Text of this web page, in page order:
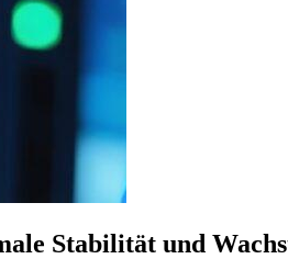
Stabilität und